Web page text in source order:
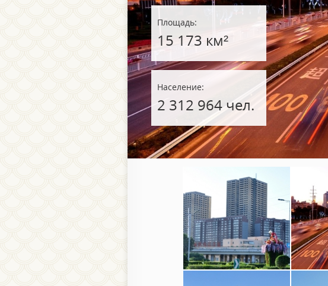
Площадь:
15 173 км²
Население:
2 312 964 чел.